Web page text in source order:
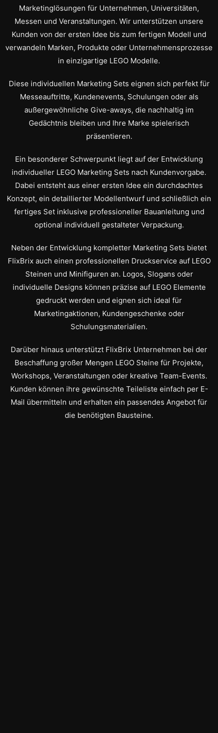
Marketinglösungen für Unternehmen, Universitäten,
Messen und Veranstaltungen. Wir unterstützen unsere
Kunden von der ersten Idee bis zum fertigen Modell und
verwandeln Marken, Produkte oder Unternehmensprozesse
in einzigartige LEGO Modelle.
Diese individuellen Marketing Sets eignen sich perfekt für
Messeauftritte, Kundenevents, Schulungen oder als
außergewöhnliche Give-aways, die nachhaltig im
Gedächtnis bleiben und Ihre Marke spielerisch
präsentieren.
Ein besonderer Schwerpunkt liegt auf der Entwicklung
individueller LEGO Marketing Sets nach Kundenvorgabe.
Dabei entsteht aus einer ersten Idee ein durchdachtes
Konzept, ein detaillierter Modellentwurf und schließlich ein
fertiges Set inklusive professioneller Bauanleitung und
optional individuell gestalteter Verpackung.
Neben der Entwicklung kompletter Marketing Sets bietet
FlixBrix auch einen professionellen Druckservice auf LEGO
Steinen und Minifiguren an. Logos, Slogans oder
individuelle Designs können präzise auf LEGO Elemente
gedruckt werden und eignen sich ideal für
Marketingaktionen, Kundengeschenke oder
Schulungsmaterialien.
Darüber hinaus unterstützt FlixBrix Unternehmen bei der
Beschaffung großer Mengen LEGO Steine für Projekte,
Workshops, Veranstaltungen oder kreative Team-Events.
Kunden können ihre gewünschte Teileliste einfach per E-
Mail übermitteln und erhalten ein passendes Angebot für
die benötigten Bausteine.